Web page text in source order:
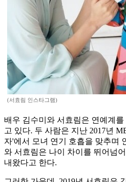
(서효림 인스타그램)
배우 김수미와 서효림은 연예계
고 있다. 두 사람은 지난 2017년
자'에서 모녀 연기 호흡을 맞추며
와 서효림은 나이 차이를 뛰어넘
내왔다고 한다.